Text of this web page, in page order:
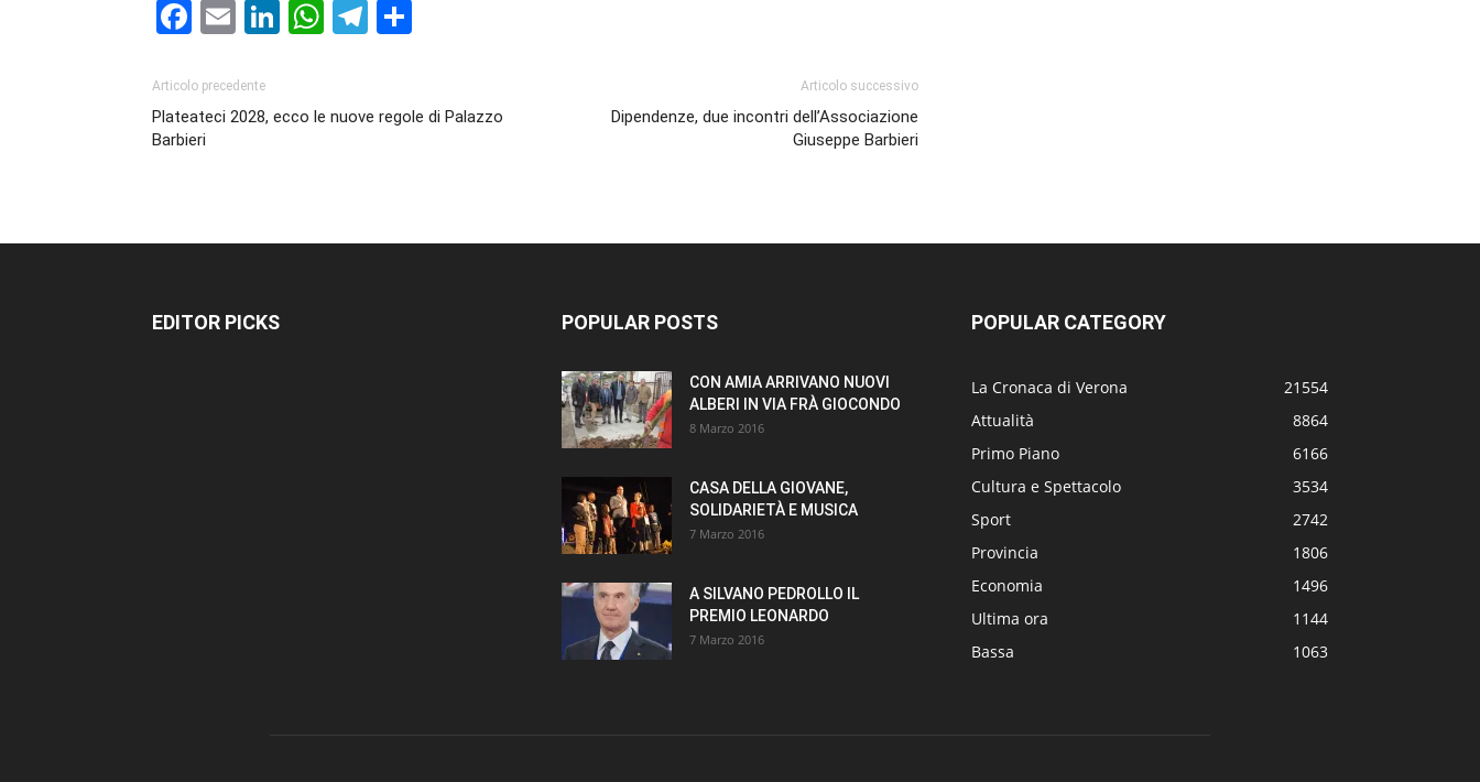
Facebook
EmailLinkedIn
WhatsApp
Telegram
Articolo precedente
Plateateci 2028, ecco le nuove regole di Palazzo
Barbieri
Articolo successivo
Dipendenze, due incontri dell’Associazione
Giuseppe Barbieri
EDITOR PICKS POPULAR POSTS
CON AMIA ARRIVANO NUOVI
ALBERI IN VIA FRÀ GIOCONDO
8 Marzo 2016
CASA DELLA GIOVANE,
SOLIDARIETÀ E MUSICA
7 Marzo 2016
A SILVANO PEDROLLO IL
PREMIO LEONARDO
7 Marzo 2016
POPULAR CATEGORY
La Cronaca di Verona
21554
Attualità
8864
Primo Piano
6166
Cultura e Spettacolo
3534
Sport
2742
Provincia
1806
Economia
1496
Ultima ora
1144
Bassa
1063